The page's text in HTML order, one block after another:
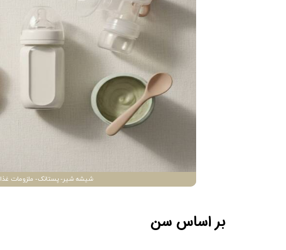
شیشه شیر- پستانک- ملزومات غذا
بر اساس سن